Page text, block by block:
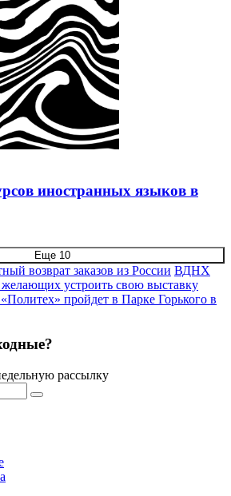
иностранных языков в
Еще 10
возврат заказов из России ВДНХ
желающих устроить свою выставку
пройдет в Парке Горького в
рассылку